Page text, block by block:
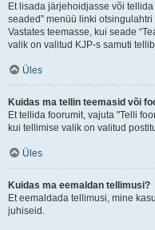
Et lisada järjehoidjasse või
seaded” menüü linki otsingulahtri
Vastates teemasse, kui seade
valik on valitud KJP-s samuti
Üles
Kuidas ma tellin teemasid või
Et tellida foorumit, vajuta "Telli
kui tellimise valik on valitud
Üles
Kuidas ma eemaldan tellimusi?
Et eemaldada tellimusi, mine
juhiseid.